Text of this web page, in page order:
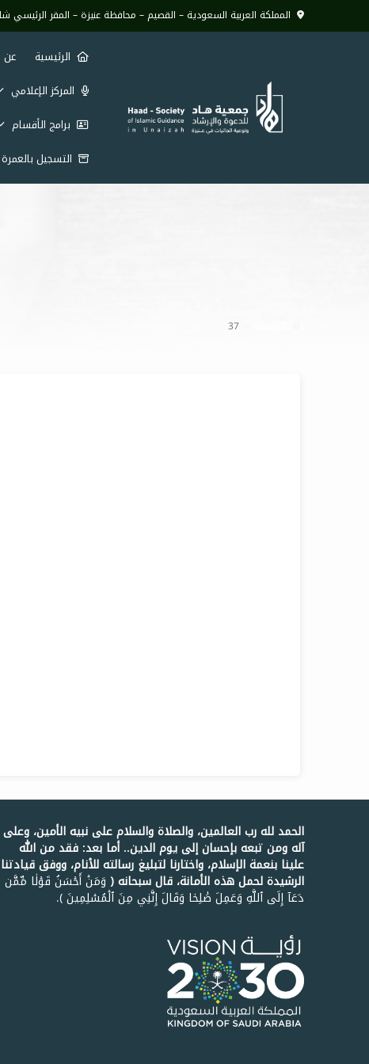
المملكة العربية السعودية – القصيم – محافظة عنيزة – المقر الرئيسي
الرئيسية عن
المركز الإعلامي
برامج الأقسام
التسجيل بالعمرة
37
الحمد لله رب العالمين، والصلاة والسلام على نبيه الأمين، وعلى
آله ومن تبعه بإحسان إلى يوم الدين.. أما بعد: فقد من الله
علينا بنعمة الإسلام، واختارنا لتبليغ رسالته للأنام، ووفق قيادتنا
الرشيدة لحمل هذه الأمانة، قال سبحانه ﴿ وَمَنۡ أَحۡسَنُ قَوۡلٗا مِّمَّن
دَعَآ إِلَى ٱللَّهِ وَعَمِلَ صَٰلِحٗا وَقَالَ إِنَّنِي مِنَ ٱلۡمُسۡلِمِينَ ﴾.